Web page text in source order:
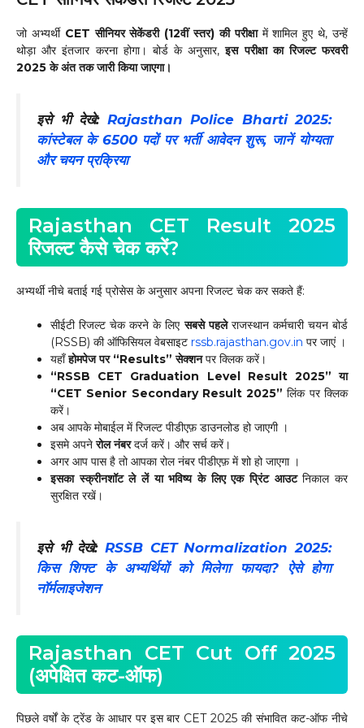
जो अभ्यर्थी CET सीनियर सेकेंडरी (12वीं स्तर) की परीक्षामें शामिल हुए थे, उन्हें
थोड़ा और इंतजार करना होगा। बोर्ड के अनुसार,इस परीक्षा का रिजल्ट फरवरी
2025 के अंत तक जारी किया जाएगा।
इसे भी देखे: Rajasthan Police Bharti 2025:
कांस्टेबल के 6500 पदों पर भर्ती आवेदन शुरू, जानें योग्यता
और चयन प्रक्रिया
Rajasthan CET Result 2025
रिजल्ट कैसे चेक करें?
अभ्यर्थी नीचे बताई गई प्रोसेस के अनुसार अपना रिजल्ट चेक कर सकते हैं:
सीईटी रिजल्ट चेक करने के लिएसबसे पहलेराजस्थान कर्मचारी चयन बोर्ड
(RSSB) की ऑफिसियल वेबसाइट rssb.rajasthan.gov.in पर जाएं ।
यहाँहोमपेज पर “Results” सेक्शनपर क्लिक करें।
“RSSB CET Graduation Level Result 2025” या
“CET Senior Secondary Result 2025” लिंक पर क्लिक
करें।
अब आपके मोबाईल में रिजल्ट पीडीएफ़ डाउनलोड हो जाएगी ।
इसमे अपनेरोल नंबरदर्ज करें। और सर्च करें।
अगर आप पास है तो आपका रोल नंबर पीडीएफ़ में शो हो जाएगा ।
इसका स्क्रीनशॉट ले लें या भविष्य के लिए एक प्रिंट आउटनिकाल कर
सुरक्षित रखें।
इसे भी देखे: RSSB CET Normalization 2025:
किस शिफ्ट के अभ्यर्थियों को मिलेगा फायदा? ऐसे होगा
नॉर्मलाइजेशन
Rajasthan CET Cut Off 2025
(अपेक्षित कट-ऑफ)
पिछले वर्षों के ट्रेंड के आधार पर इस बार CET 2025 की संभावित कट-ऑफ नीचे